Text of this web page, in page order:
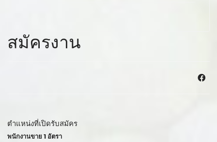
สมัครงาน
ตำแหน่งที่เปิดรับสมัคร
พนักงานขาย 1 อัตรา